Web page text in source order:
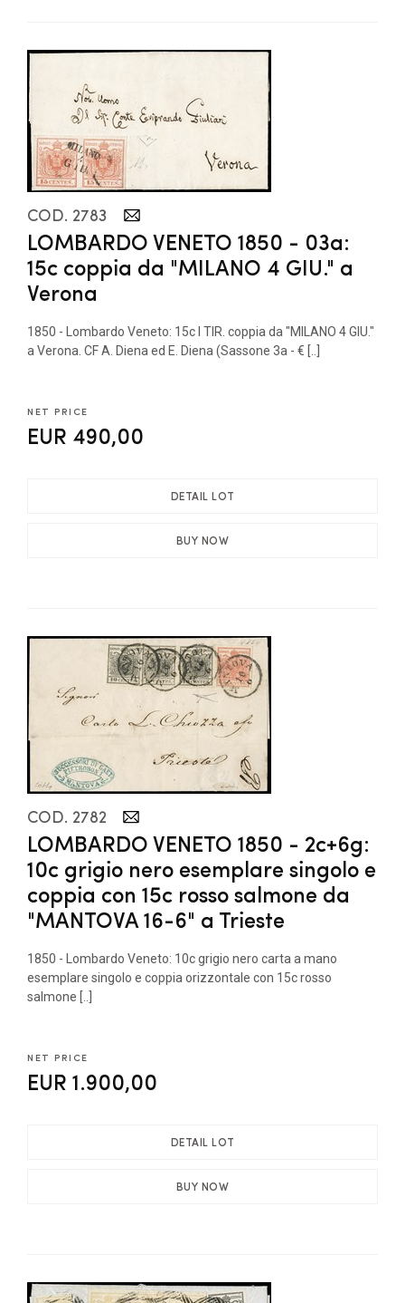
COD. 2783
LOMBARDO VENETO 1850 - 03a:
15c coppia da "MILANO 4 GIU." a
Verona
1850 - Lombardo Veneto: 15c I TIR. coppia da "MILANO 4 GIU."
a Verona. CF A. Diena ed E. Diena (Sassone 3a - € [..]
NET PRICE
EUR 490,00
DETAIL LOT
BUY NOW
COD. 2782
LOMBARDO VENETO 1850 - 2c+6g:
10c grigio nero esemplare singolo e
coppia con 15c rosso salmone da
"MANTOVA 16-6" a Trieste
1850 - Lombardo Veneto: 10c grigio nero carta a mano
esemplare singolo e coppia orizzontale con 15c rosso
salmone [..]
NET PRICE
EUR 1.900,00
DETAIL LOT
BUY NOW